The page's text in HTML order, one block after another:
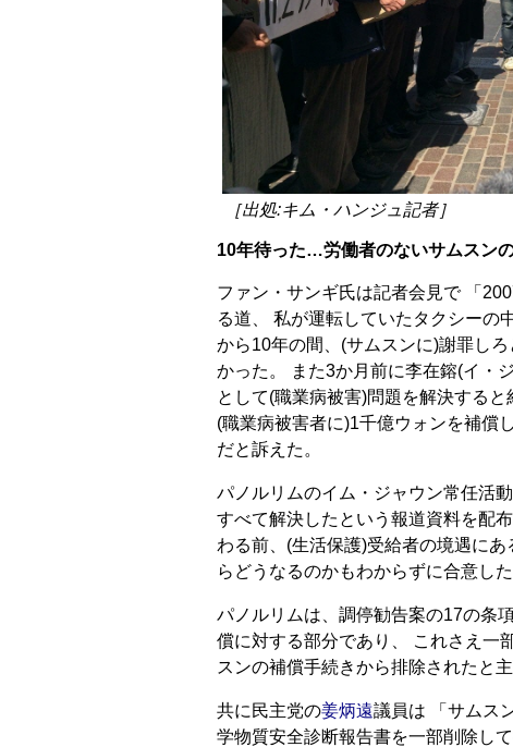
［出処:キム・ハンジュ記者］
10年待った…労働者のないサムスン
ファン・サンギ氏は記者会見で 「
る道、 私が運転していたタクシーの
から10年の間、(サムスンに)謝罪し
かった。 また3か月前に李在鎔(イ・
として(職業病被害)問題を解決する
(職業病被害者に)1千億ウォンを補償
だと訴えた。
パノルリムのイム・ジャウン常任活
すべて解決したという報道資料を配
わる前、(生活保護)受給者の境遇に
らどうなるのかもわからずに合意した
パノルリムは、調停勧告案の17の条
償に対する部分であり、 これさえ一
スンの補償手続きから排除されたと主
共に民主党の姜炳遠議員は 「サムス
学物質安全診断報告書を一部削除し